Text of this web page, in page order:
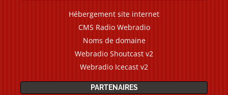
Hébergement site internet
CMS Radio Webradio
Noms de domaine
Webradio Shoutcast v2
Webradio Icecast v2
PARTENAIRES